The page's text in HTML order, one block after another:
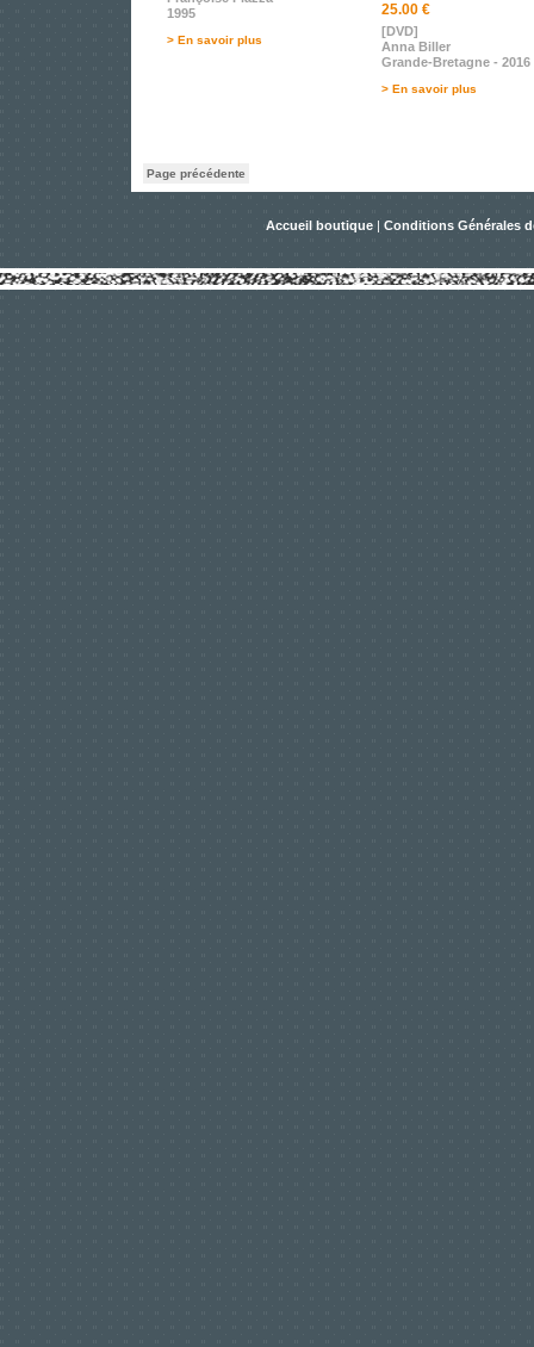
1995
> En savoir plus
25.00 €
[DVD]
Anna Biller
Grande-Bretagne - 2016
> En savoir plus
Page précédente
Accueil boutique | Conditions Générales